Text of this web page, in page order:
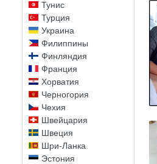
Тунис
Турция
Украина
Филиппины
Финляндия
Франция
Хорватия
Черногория
Чехия
Швейцария
Швеция
Шри-Ланка
Эстония